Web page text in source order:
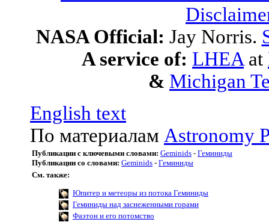
NASA Official: Jay Norris.
A service of: LHEA at
& Michigan
English text
По материалам Astronomy
Публикации с ключевыми словами: Geminids - Геминиды
Публикации со словами: Geminids - Геминиды
См. также:
Юпитер и метеоры из потока Геминиды
Геминиды над заснеженными горами
Фаэтон и его потомство